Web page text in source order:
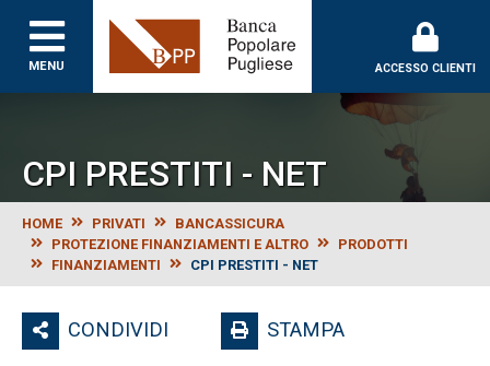
MENU
Banca Popolare
ACCESSO CLIENTI
CPI PRESTITI - NET
HOME PRIVATI
BANCASSICURA
PROTEZIONE FINANZIAMENTI E ALTRO
PRODOTTI
FINANZIAMENTI
CPI PRESTITI - NET
CONDIVIDI STAMPA